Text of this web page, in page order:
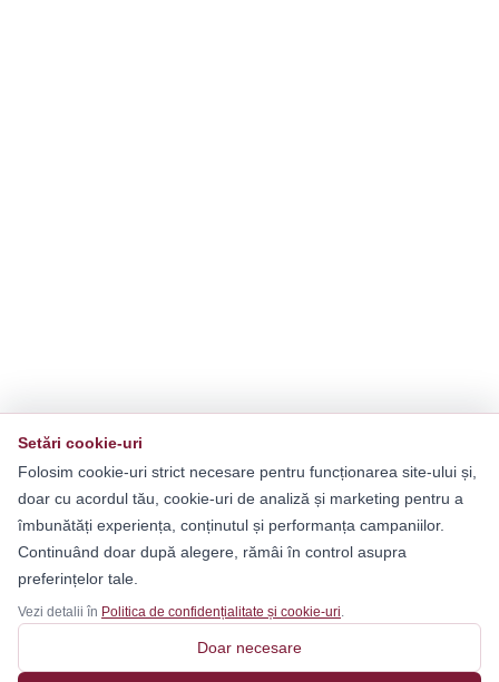
Setări cookie-uri
Folosim cookie-uri strict necesare pentru funcționarea site-ului și,
doar cu acordul tău, cookie-uri de analiză și marketing pentru a
îmbunătăți experiența, conținutul și performanța campaniilor.
Continuând doar după alegere, rămâi în control asupra
preferințelor tale.
Vezi detalii în Politica de confidențialitate și cookie-uri.
Doar necesare